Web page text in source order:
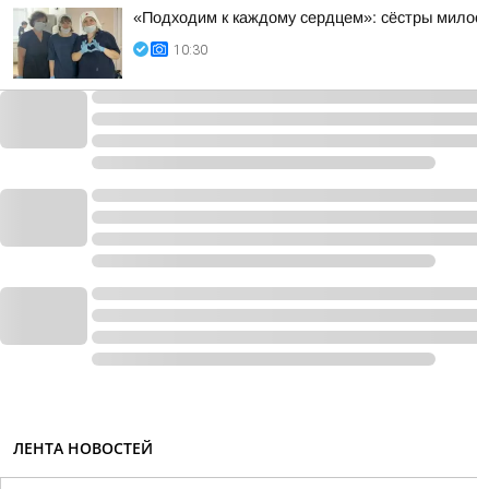
«Подходим к каждому сердцем»: сёстры
10:30
ЛЕНТА НОВОСТЕЙ